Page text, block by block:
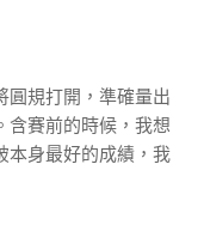
圓規打開，準確量出
含賽前的時候，我想
本身最好的成績，我